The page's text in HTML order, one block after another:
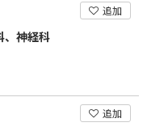
追加
、神経科
追加